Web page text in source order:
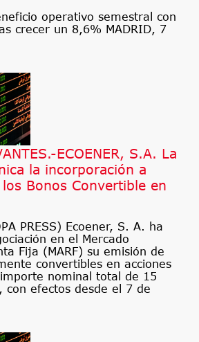
operativo semestral con
crecer un 8,6% MADRID, 7
ECOENER, S.A. La
la incorporación a
Bonos Convertible en
PRESS) Ecoener, S. A. ha
en el Mercado
Fija (MARF) su emisión de
convertibles en acciones
nominal total de 15
con efectos desde el 7 de